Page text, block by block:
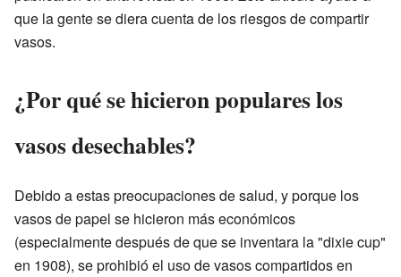
que la gente se diera cuenta de los riesgos de compartir
vasos.
¿Por qué se hicieron populares los
vasos desechables?
Debido a estas preocupaciones de salud, y porque los
vasos de papel se hicieron más económicos
(especialmente después de que se inventara la "dixie cup"
en 1908), se prohibió el uso de vasos compartidos en